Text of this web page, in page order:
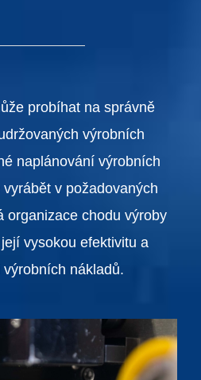
probíhat na správně
výrobních
naplánování výrobních
v požadovaných
organizace chodu výroby
vysokou efektivitu a
nákladů.